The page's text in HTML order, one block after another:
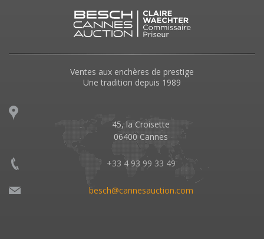
Ventes aux enchères de prestige
Une tradition depuis 1989
45, la Croisette
06400 Cannes
+33 4 93 99 33 49
besch@cannesauction.com